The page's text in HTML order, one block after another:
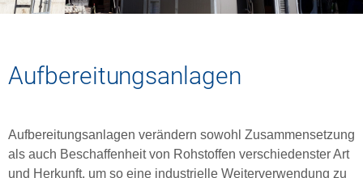
Aufbereitungsanlagen
Aufbereitungsanlagen verändern sowohl Zusammensetzung
als auch Beschaffenheit von Rohstoffen verschiedenster Art
und Herkunft, um so eine industrielle Weiterverwendung zu